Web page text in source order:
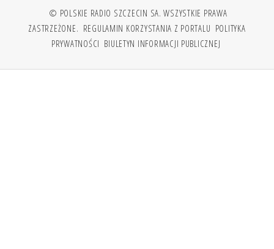
© POLSKIE RADIO SZCZECIN SA. WSZYSTKIE PRAWA
ZASTRZEŻONE. REGULAMIN KORZYSTANIA Z PORTALU POLITYKA
PRYWATNOŚCI BIULETYN INFORMACJI PUBLICZNEJ